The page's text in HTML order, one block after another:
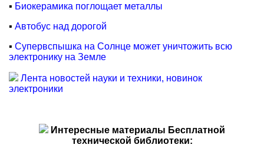
▪ Биокерамика поглощает металлы
▪ Автобус над дорогой
▪ Супервспышка на Солнце может уничтожить всю
электронику на Земле
Лента новостей науки и техники, новинок
электроники
Интересные материалы Бесплатной
технической библиотеки: